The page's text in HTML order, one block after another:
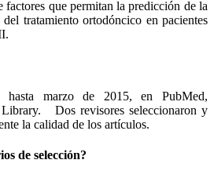
factores que permitan la predicción de la
del tratamiento ortodóncico en pacientes
hasta marzo de 2015, en PubMed,
Dos revisores seleccionaron y
la calidad de los artículos.
de selección?